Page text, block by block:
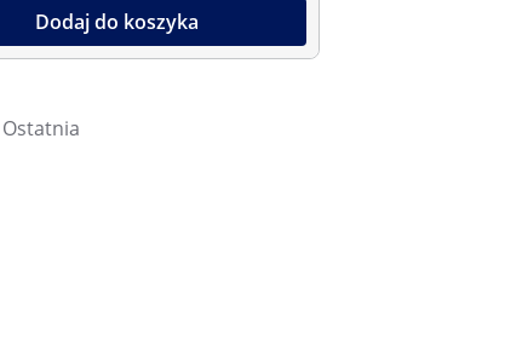
Dodaj do koszyka
Ostatnia